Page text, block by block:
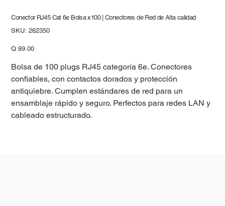
Conector RJ45 Cat 6e Bolsa x100 | Conectores de Red de Alta calidad
SKU: SKU
262350
262350
Precio
Q 89.00
Bolsa de 100 plugs RJ45 categoría 6e. Conectores
confiables, con contactos dorados y protección
antiquiebre. Cumplen estándares de red para un
ensamblaje rápido y seguro. Perfectos para redes LAN y
cableado estructurado.